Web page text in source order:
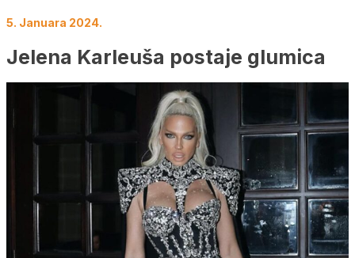
5. Januara 2024.
Jelena Karleuša postaje glumica